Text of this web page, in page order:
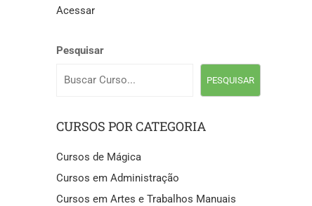
Acessar
Pesquisar
PESQUISAR
CURSOS POR CATEGORIA
Cursos de Mágica
Cursos em Administração
Cursos em Artes e Trabalhos Manuais